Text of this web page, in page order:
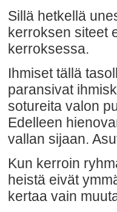
Sillä hetkellä
kerroksen siteet
kerroksessa.
Ihmiset tällä
paransivat
sotureita valon
Edelleen
vallan sijaan.
Kun kerroin
heistä eivät
kertaa vain